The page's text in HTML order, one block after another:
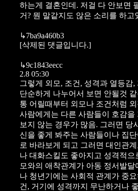
하는게 결혼인데. 저걸 다 안보면
거? 뭔 말같지도 않은 소리를 하고
↳7ba9a460b3
[삭제된 댓글입니다.]
↳9c1843eecc
2.8 05:30
그렇게 외모, 조건, 성격과 열등감
단순하게 나누어서 보면 안될것
통 어릴때부터 외모나 조건처럼
사람에게는 다른 사람들이 호감을
보지 않는 경우가 많음. 그러면 당
신을 좋게 봐주는 사람들이나 집
로 바라보게 되고 그러면 대인관
나 대화스킬도 좋아지고 성격적으
모와의 애착관계가 아동 정서발달
나 청년기에는 사회적 관계가 중
건, 거기에 성격까지 무난하거나